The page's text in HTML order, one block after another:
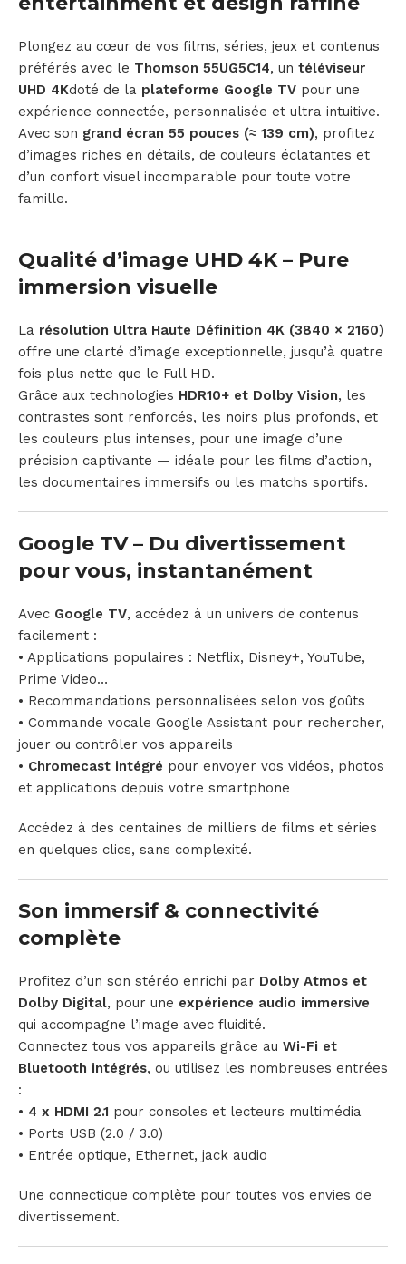
Plongez au cœur de vos films, séries, jeux et contenus
préférés avec le Thomson 55UG5C14, un téléviseur
UHD 4Kdoté de la plateforme Google TV pour une
expérience connectée, personnalisée et ultra intuitive.
Avec son grand écran 55 pouces (≈ 139 cm), profitez
d’images riches en détails, de couleurs éclatantes et
d’un confort visuel incomparable pour toute votre
famille.
Qualité d’image UHD 4K – Pure
immersion visuelle
La résolution Ultra Haute Définition 4K (3840 × 2160)
offre une clarté d’image exceptionnelle, jusqu’à quatre
fois plus nette que le Full HD.
Grâce aux technologies HDR10+ et Dolby Vision, les
contrastes sont renforcés, les noirs plus profonds, et
les couleurs plus intenses, pour une image d’une
précision captivante — idéale pour les films d’action,
les documentaires immersifs ou les matchs sportifs.
Google TV – Du divertissement
pour vous, instantanément
Avec Google TV, accédez à un univers de contenus
facilement :
• Applications populaires : Netflix, Disney+, YouTube,
Prime Video…
• Recommandations personnalisées selon vos goûts
• Commande vocale Google Assistant pour rechercher,
jouer ou contrôler vos appareils
• Chromecast intégré pour envoyer vos vidéos, photos
et applications depuis votre smartphone
Accédez à des centaines de milliers de films et séries
en quelques clics, sans complexité.
Son immersif & connectivité
complète
Profitez d’un son stéréo enrichi par Dolby Atmos et
Dolby Digital, pour une expérience audio immersive
qui accompagne l’image avec fluidité.
Connectez tous vos appareils grâce au Wi-Fi et
Bluetooth intégrés, ou utilisez les nombreuses entrées
:
• 4 x HDMI 2.1 pour consoles et lecteurs multimédia
• Ports USB (2.0 / 3.0)
• Entrée optique, Ethernet, jack audio
Une connectique complète pour toutes vos envies de
divertissement.